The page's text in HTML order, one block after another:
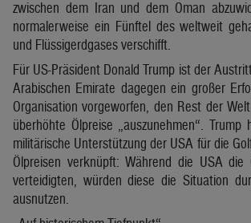
zwischen dem Iran und dem Oman
normalerweise ein Fünftel des weltweit
und Flüssigerdgases verschifft.
Für US-Präsident Donald Trump ist der
Arabischen Emirate dagegen ein großer
Organisation vorgeworfen, den Rest der
überhöhte Ölpreise „auszunehmen“. Trump
militärische Unterstützung der USA für die
Ölpreisen verknüpft: Während die USA die
verteidigten, würden diese die Situation
ausnutzen.